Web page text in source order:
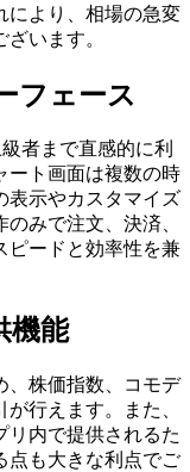
により、相場の急変
います。
フェース
者まで直感的に利
ート画面は複数の時
表示やカスタマイズ
みで注文、決済、
ピードと効率性を兼
機能
、株価指数、コモデ
行えます。また、
リ内で提供されるた
点も大きな利点でご